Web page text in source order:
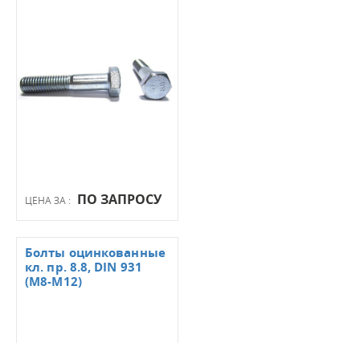
ЦЕНА ЗА : ПО ЗАПРОСУ
Болты оцинкованные
кл. пр. 8.8, DIN 931
(М8-М12)